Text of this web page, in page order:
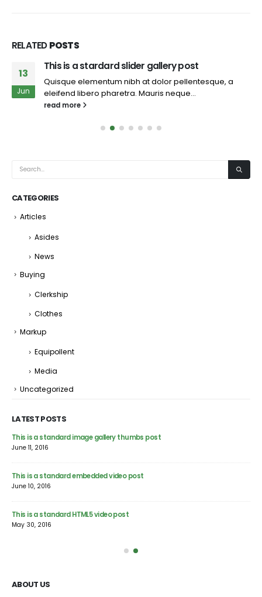
RELATEDPOSTS
13
Jun
This is a stardard slider gallery post
Quisque elementum nibh at dolor pellentesque, a
eleifend libero pharetra. Mauris neque...
read more
CATEGORIES
Articles
Asides
News
Buying
Clerkship
Clothes
Markup
Equipollent
Media
Uncategorized
LATEST POSTS
This is a standard image gallery thumbs post
June 11, 2016
This is a standard embedded video post
June 10, 2016
This is a standard HTML5 video post
May 30, 2016
ABOUT US